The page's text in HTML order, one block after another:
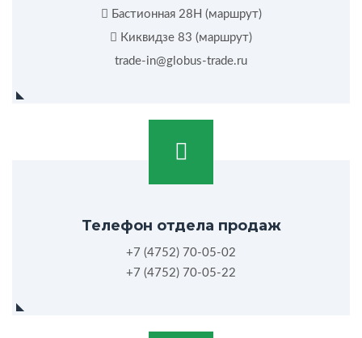
Бастионная 28Н (маршрут)
Киквидзе 83 (маршрут)
trade-in@globus-trade.ru
Телефон отдела продаж
+7 (4752) 70-05-02
+7 (4752) 70-05-22